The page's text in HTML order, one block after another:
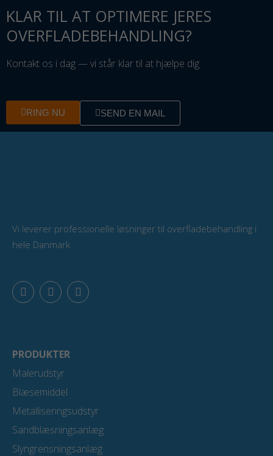
KLAR TIL AT OPTIMERE JERES
OVERFLADEBEHANDLING?
Kontakt os i dag — vi står klar til at hjælpe dig.
RING NU SEND EN MAIL
Vi leverer professionelle løsninger til overfladebehandling i
hele Danmark
F
a
c
o
k
L
i
n
i
n
Y
o
u
PRODUKTER
Malerudstyr
Blæsemiddel
Metalliseringsudstyr
Sandblæsningsanlæg
Slyngrensningsanlæg